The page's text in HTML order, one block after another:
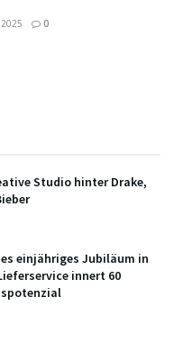
0
Studio hinter Drake,
einjähriges Jubiläum in
innert 60